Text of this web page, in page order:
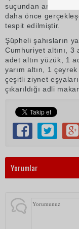
suçundan aranması
daha önce
tespit edilmiştir.
Şüpheli şahısların
Cumhuriyet altını, 3
adet altın yüzük, 1
yarım altın, 1
çeşitli ziynet
çıkarıldığı adli
Yorumlar